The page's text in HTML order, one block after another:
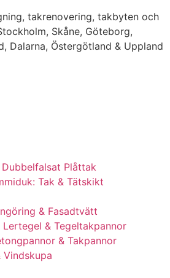
takrenovering, takbyten och
Skåne, Göteborg,
Dalarna, Östergötland & Uppland
Plåttak
Tak & Tätskikt
& Fasadtvätt
& Tegeltakpannor
& Takpannor
Vindskupa